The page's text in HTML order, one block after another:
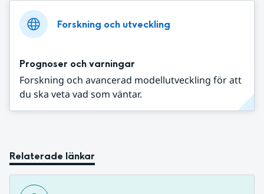
Forskning och utveckling
Prognoser och varningar
Forskning och avancerad modellutveckling för att
du ska veta vad som väntar.
Relaterade länkar